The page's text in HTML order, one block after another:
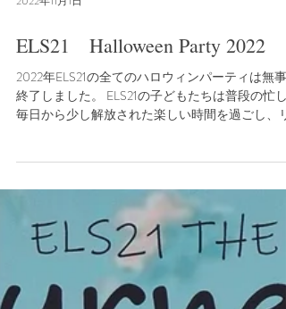
ELS21 Halloween Party 2022
終了しました。 ELS21の子どもたちは普段の忙し
ラックスしてリフレッシュすることができたよう
です。みんなでハロウィンの仮装をして、他のク
ラスの生徒と一緒になって楽しんでくれ...